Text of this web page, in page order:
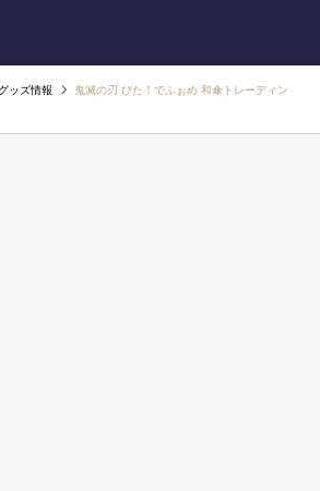
ッズ情報
鬼滅の刃 ぴた！でふぉめ 和傘トレーディン